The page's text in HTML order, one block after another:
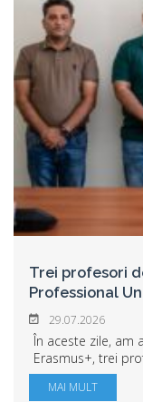
Trei profesori
Professional
29.07.2026
În aceste zile, am
Erasmus+, trei
Lovely
mobilități de
MAI MULT